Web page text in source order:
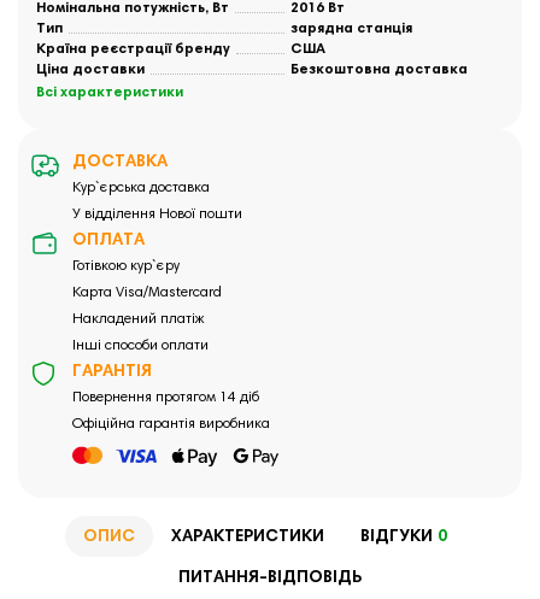
Номінальна потужність, Вт
2016 Вт
Тип
зарядна станція
Країна реєстрації бренду
США
Ціна доставки
Безкоштовна доставка
Всі характеристики
ДОСТАВКА
Кур`єрська доставка
У відділення Нової пошти
ОПЛАТА
Готівкою кур`єру
Карта Visa/Mastercard
Накладений платіж
Інші способи оплати
ГАРАНТІЯ
Повернення протягом 14 діб
Офіційна гарантія виробника
ОПИС ХАРАКТЕРИСТИКИ ВІДГУКИ 0
ПИТАННЯ-ВІДПОВІДЬ